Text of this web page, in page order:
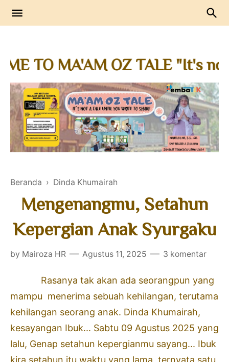
Oz Journal
Journal Guru Penggerak
Sharedudik
Info
Berbagi dan Berkolaborasi
Oz Journal
Praktik Baik
TO MA'AM OZ TALE "It's not a
Beranda › Dinda Khumairah
Mengenangmu, Setahun
Kepergian Anak Syurgaku
by Mairoza HR Agustus 11, 2025 3 komentar
Rasanya tak akan ada seorangpun yang
mampu menerima sebuah kehilangan, terutama
kehilangan seorang anak. Dinda Khumairah,
kesayangan Ibuk... Sabtu 09 Agustus 2025 yang
lalu, Genap setahun kepergianmu sayang... Ibuk
kira setahun itu waktu yang lama, ternyata satu